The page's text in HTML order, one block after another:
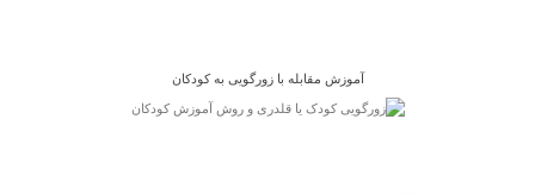
آموزش مقابله با زورگویی به کودکان